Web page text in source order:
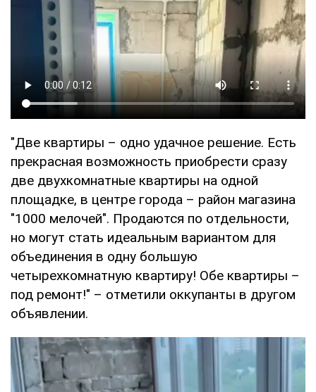
"Две квартиры – одно удачное решение. Есть
прекрасная возможность приобрести сразу
две двухкомнатные квартиры на одной
площадке, в центре города – район магазина
"1000 мелочей". Продаются по отдельности,
но могут стать идеальным вариантом для
объединения в одну большую
четырехкомнатную квартиру! Обе квартиры –
под ремонт!" – отметили оккупанты в другом
объявлении.